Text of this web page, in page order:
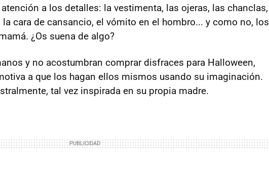
a los detalles: la vestimenta, las ojeras, las chanclas,
cara de cansancio, el vómito en el hombro... y como no, los
¿Os suena de algo?
y no acostumbran comprar disfraces para Halloween,
a que los hagan ellos mismos usando su imaginación.
tal vez inspirada en su propia madre.